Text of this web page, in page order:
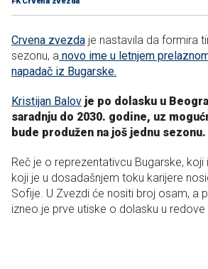
Crvena zvezda je nastavila da formira
sezonu, a novo ime u letnjem
napadač iz Bugarske.
Kristijan Balov je po dolasku u
saradnju do 2030. godine, uz
bude produžen na još jednu sezonu.
Reč je o reprezentativcu Bugarske, koji
koji je u dosadašnjem toku karijere
Sofije. U Zvezdi će nositi broj osam, a
izneo je prve utiske o dolasku u